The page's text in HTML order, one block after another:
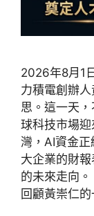
2026年8月1
力積電創辦
思。這一天
球科技市場
灣，AI資金
大企業的財
的未來走向。
回顧黃崇仁的